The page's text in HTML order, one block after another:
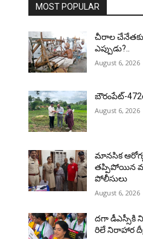
MOST POPULAR
చీరాల
ఎప్పుడు?..
August 6, 2026
బౌరంపేట్-
August 6, 2026
మానసిక
తప్పిపోయిన
పోలీసులు
August 6, 2026
దగా డీఎస్సీకి
రిలే నిరాహార